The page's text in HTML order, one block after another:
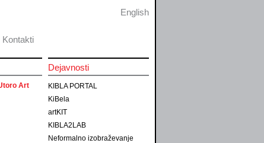
Kontakti
English
Art
Dejavnosti
KIBLA PORTAL
KiBela
artKIT
KIBLA2LAB
Neformalno izobraževanje